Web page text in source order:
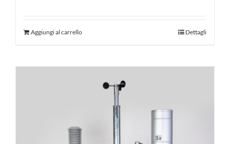
Aggiungi al carrello Dettagli